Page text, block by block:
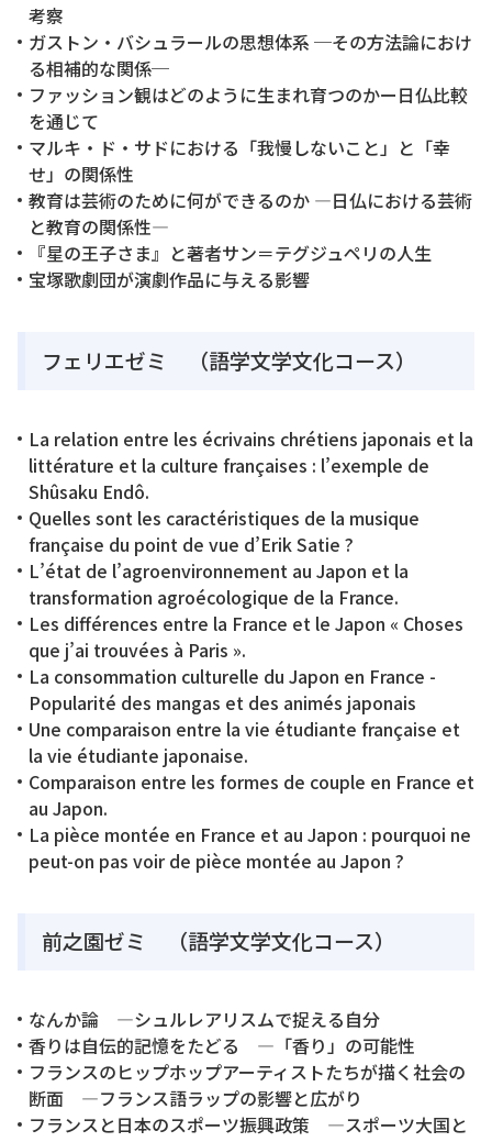
考察
ガストン・バシュラールの思想体系 ─その方法論におけ
る相補的な関係─
ファッション観はどのように生まれ育つのかー日仏比較
を通じて
マルキ・ド・サドにおける「我慢しないこと」と「幸
せ」の関係性
教育は芸術のために何ができるのか ―日仏における芸術
と教育の関係性―
『星の王子さま』と著者サン＝テグジュペリの人生
宝塚歌劇団が演劇作品に与える影響
フェリエゼミ （語学文学文化コース）
La relation entre les écrivains chrétiens japonais et la
littérature et la culture françaises : l’exemple de
Shûsaku Endô.
Quelles sont les caractéristiques de la musique
française du point de vue d’Erik Satie ?
L’état de l’agroenvironnement au Japon et la
transformation agroécologique de la France.
Les différences entre la France et le Japon « Choses
que j’ai trouvées à Paris ».
La consommation culturelle du Japon en France -
Popularité des mangas et des animés japonais
Une comparaison entre la vie étudiante française et
la vie étudiante japonaise.
Comparaison entre les formes de couple en France et
au Japon.
La pièce montée en France et au Japon : pourquoi ne
peut-on pas voir de pièce montée au Japon ?
前之園ゼミ （語学文学文化コース）
なんか論 ―シュルレアリスムで捉える自分
香りは自伝的記憶をたどる ―「香り」の可能性
フランスのヒップホップアーティストたちが描く社会の
断面 ―フランス語ラップの影響と広がり
フランスと日本のスポーツ振興政策 ―スポーツ大国と